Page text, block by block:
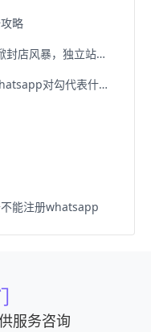
略
【2025年8月危与机】Temu再掀封店风暴，独立站才是跨境卖家的避险通道
whatsapp一个对勾两个对勾,whatsapp对勾代表什么意思
能注册whatsapp
服务咨询